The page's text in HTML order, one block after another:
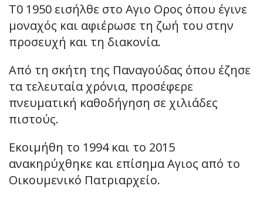
Τ0 1950 εισήλθε στο Αγιο Ορος όπου έγινε
μοναχός και αφιέρωσε τη ζωή του στην
προσευχή και τη διακονία.
Από τη σκήτη της Παναγούδας όπου έζησε
τα τελευταία χρόνια, προσέφερε
πνευματική καθοδήγηση σε χιλιάδες
πιστούς.
Εκοιμήθη το 1994 και το 2015
ανακηρύχθηκε και επίσημα Αγιος από το
Οικουμενικό Πατριαρχείο.